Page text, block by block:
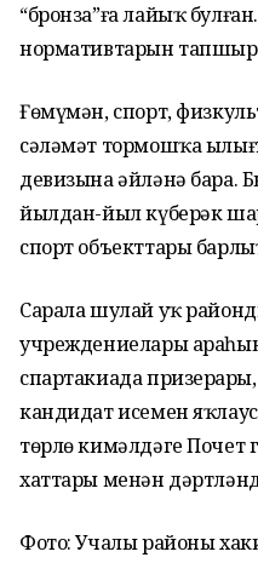
“бронза”ға лайыҡ
нормативтарын
Ғөмүмән, спорт,
сәләмәт тормошҡа
девизына әйләнә бара.
йылдан-йыл күберәк
спорт объекттары
Сарала шулай уҡ
учреждениелары
спартакиада
кандидат исемен
төрлө кимәлдәге Почет
хаттары менән
Фото: Учалы районы